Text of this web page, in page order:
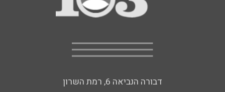
דבורה הנביאה 6, רמת השרון